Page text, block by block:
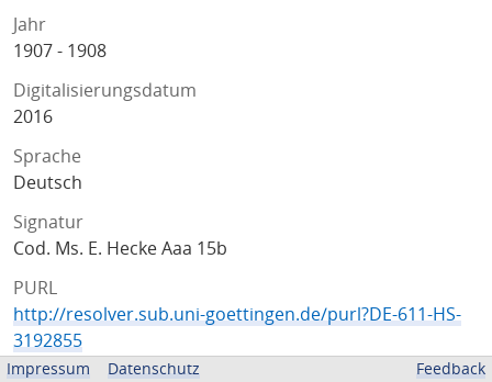
1. Informationen zum
Werk
Vorlesung von Edmund Landau
veranstaltet im Wintersemester 1907/08
in Berlin
Diese Zusammenfassung wurde im Jahre 2016 erstellt
von
Gerrit Grenzebach .
2. Informationen zur
Archivierung
Jahr
1907 - 1908
Digitalisierungsdatum
2016
Sprache
Deutsch
Signatur
Cod. Ms. E. Hecke Aaa 15b
PURL
http://resolver.sub.uni-goettingen.de/purl?DE-611-HS-
3192855
Impressum Datenschutz Feedback